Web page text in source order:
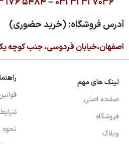
آدرس فروشگاه: (خرید حضوری)
اصفهان،خیابان فردوسی، جنب کوچه
لینک های مهم
صفحه اصلی
فروشگاه
وبلاگ